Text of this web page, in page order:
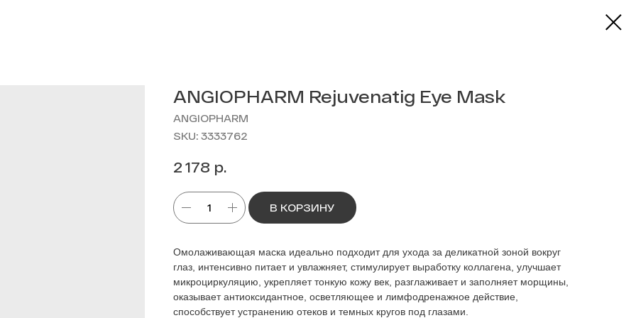
ANGIOPHARM Rejuvenatig Eye Mask
ANGIOPHARM
SKU: 3333762
2 178 р.
В КОРЗИНУ
Омолаживающая маска идеально подходит для ухода за деликатной зоной вокруг
глаз, интенсивно питает и увлажняет, стимулирует выработку коллагена, улучшает
микроциркуляцию, укрепляет тонкую кожу век, разглаживает и заполняет морщины,
оказывает антиоксидантное, осветляющее и лимфодренажное действие,
способствует устранению отеков и темных кругов под глазами.